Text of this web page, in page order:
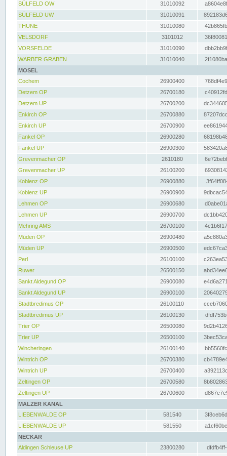
SÜLFELD OW
31010092
SÜLFELD UW
31010091
THUNE
31010080
VELSDORF
3101012
VORSFELDE
31010090
WARBER GRABEN
31010040
MOSEL
Cochem
26900400
Detzem OP
26700180
Detzem UP
26700200
Enkirch OP
26700880
Enkirch UP
26700900
Fankel OP
26900280
Fankel UP
26900300
Grevenmacher OP
2610180
Grevenmacher UP
26100200
Koblenz OP
26900880
Koblenz UP
26900900
Lehmen OP
26900680
Lehmen UP
26900700
Mehring AMS
26700100
Müden OP
26900480
Müden UP
26900500
Perl
26100100
Ruwer
26500150
Sankt Aldegund OP
26900080
Sankt Aldegund UP
26900100
Stadtbredimus OP
26100110
Stadtbredimus UP
26100130
Trier OP
26500080
Trier UP
26500100
Wincheringen
26100140
Wintrich OP
26700380
Wintrich UP
26700400
Zeltingen OP
26700580
Zeltingen UP
26700600
MALZER KANAL
LIEBENWALDE OP
581540
LIEBENWALDE UP
581550
NECKAR
Aldingen Schleuse UP
23800280